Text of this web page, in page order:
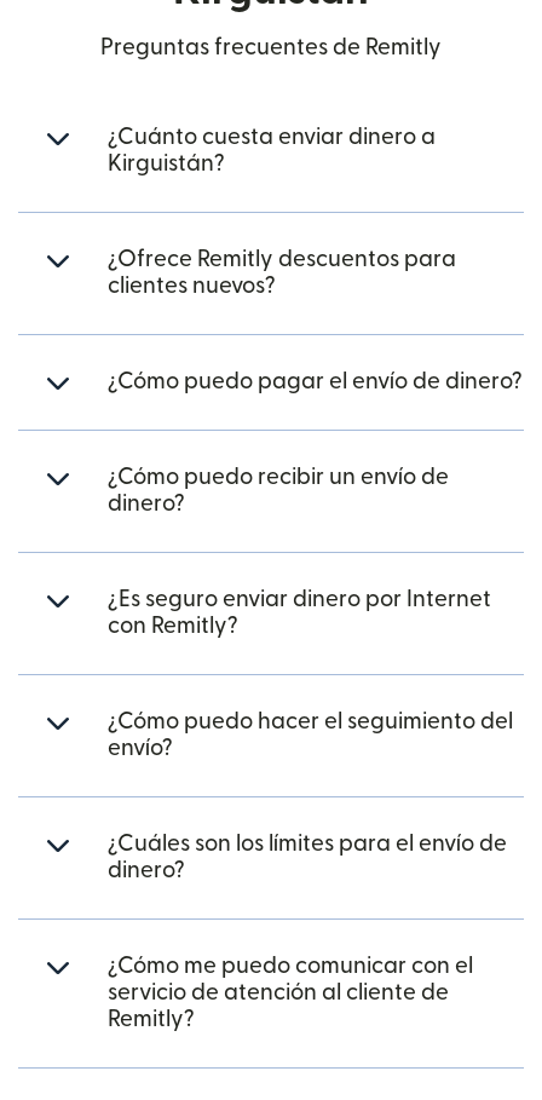
Preguntas frecuentes de Remitly
¿Cuánto cuesta enviar dinero a
Kirguistán?
¿Ofrece Remitly descuentos para
clientes nuevos?
¿Cómo puedo pagar el envío de dinero?
¿Cómo puedo recibir un envío de
dinero?
¿Es seguro enviar dinero por Internet
con Remitly?
¿Cómo puedo hacer el seguimiento del
envío?
¿Cuáles son los límites para el envío de
dinero?
¿Cómo me puedo comunicar con el
servicio de atención al cliente de
Remitly?